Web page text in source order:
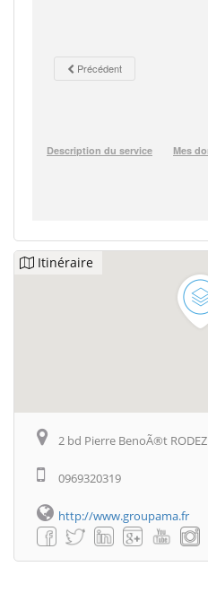
Itinéraire
2 bd Pierre BenoÃ®t RODEZ
0969320319
http://www.groupama.fr